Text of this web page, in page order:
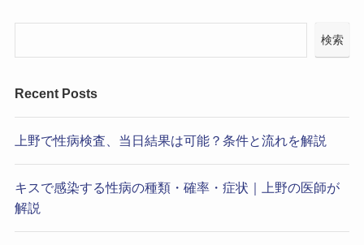
検索
Recent Posts
上野で性病検査、当日結果は可能？条件と流れを解説
キスで感染する性病の種類・確率・症状｜上野の医師が
解説